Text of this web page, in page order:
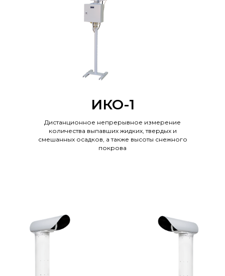
ИКО-1
Дистанционное непрерывное измерение
количества выпавших жидких, твердых и
смешанных осадков, а также высоты снежного
покрова